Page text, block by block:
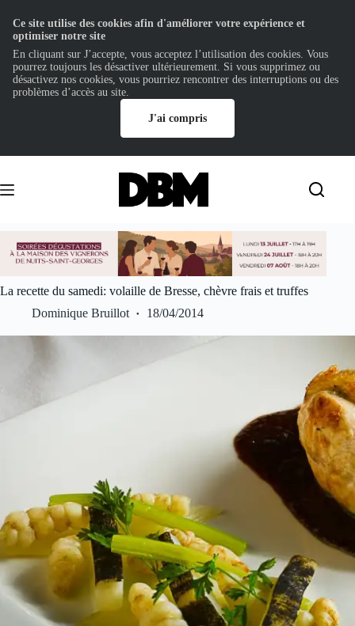
contenu
La recette du samedi: volaille de Bresse, chèvre frais et truffes
Dominique Bruillot
18/04/2014
Ce site utilise des cookies afin d'améliorer votre expérience et
optimiser notre site
En cliquant sur J’accepte, vous acceptez l’utilisation des cookies. Vous
pourrez toujours les désactiver ultérieurement. Si vous supprimez ou
désactivez nos cookies, vous pourriez rencontrer des interruptions ou des
problèmes d’accès au site.
J'ai compris